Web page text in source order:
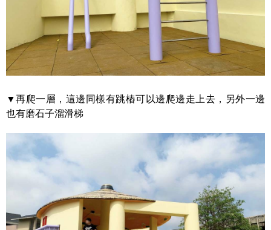
▼再爬一層，這邊同樣有跳樁可以邊爬邊走上去，另外一邊
也有磨石子溜滑梯